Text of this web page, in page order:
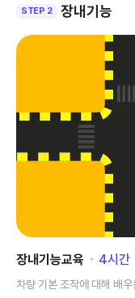
STEP 2 장내기능
장내기능교육 ･ 4시간
차량 기본 조작에 대해 배